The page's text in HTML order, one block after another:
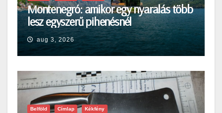
Montenegró: amikor egy nyaralás több
lesz egyszerű pihenésnél
aug 3, 2026
Belföld Címlap Kékfény